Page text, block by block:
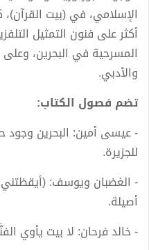
الإسلامي، في (بيت
أكثر على فنون التمثيل
المسرحية في البحرين، وعلى
والأدبي.
تضم فصول الكتاب:
- عيسى أمين: البحرين وجود
للجزيرة.
- الغضبان ويوسف:
أصيلة.
- خالد فرحان: لا بيت يأوي